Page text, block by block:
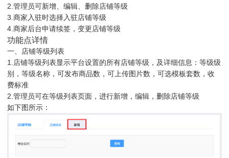
2.管理员可新增、编辑、删除店铺等级
3.商家入驻时选择入驻店铺等级
4.商家后台申请续签，变更店铺等级
功能点详情
一、店铺等级列表
1.店铺等级列表显示平台设置的所有店铺等级，及详细信息：等级级
别，等级名称，可发布商品数，可上传图片数，可选模板套数，收
费标准
2.管理员可在等级列表页面，进行新增，编辑，删除店铺等级
如下图所示：